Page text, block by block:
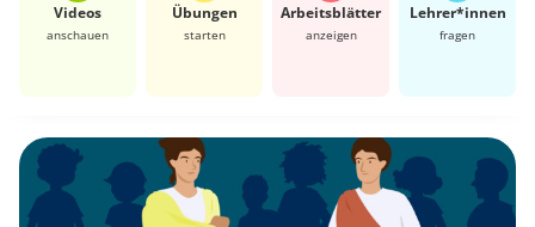
Videos
anschauen
Übungen
starten
Arbeits­blätter
anzeigen
Lehrer*​innen
fragen